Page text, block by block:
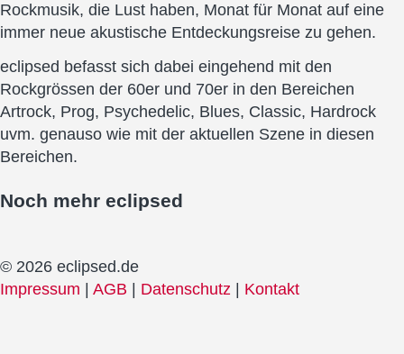
Rockmusik, die Lust haben, Monat für Monat auf eine
immer neue akustische Entdeckungsreise zu gehen.
eclipsed befasst sich dabei eingehend mit den
Rockgrössen der 60er und 70er in den Bereichen
Artrock, Prog, Psychedelic, Blues, Classic, Hardrock
uvm. genauso wie mit der aktuellen Szene in diesen
Bereichen.
Noch mehr eclipsed
© 2026 eclipsed.de
Impressum | AGB | Datenschutz | Kontakt